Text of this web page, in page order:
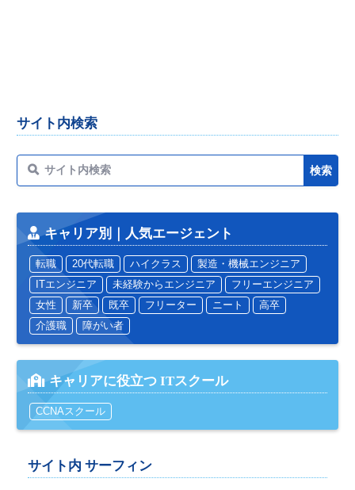
サイト内検索
キャリア別｜人気エージェント
転職 20代転職 ハイクラス
製造・機械エンジニア
ITエンジニア
未経験からエンジニア
フリーエンジニア
女性
新卒 既卒 フリーター ニート
高卒
介護職
障がい者
キャリアに役立つ ITスクール
CCNAスクール
サイト内 サーフィン